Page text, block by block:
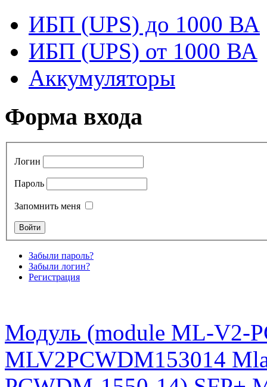
ИБП (UPS) до 1000 ВА
ИБП (UPS) от 1000 ВА
Аккумуляторы
Форма входа
Логин
Пароль
Запомнить меня
Забыли пароль?
Забыли логин?
Регистрация
Модуль (module ML-V2-
MLV2PCWDM153014